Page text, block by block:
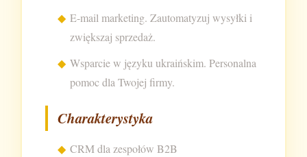
E-mail marketing. Zautomatyzuj wysyłki i
zwiększaj sprzedaż.
Wsparcie w języku ukraińskim. Personalna
pomoc dla Twojej firmy.
Charakterystyka
CRM dla zespołów B2B